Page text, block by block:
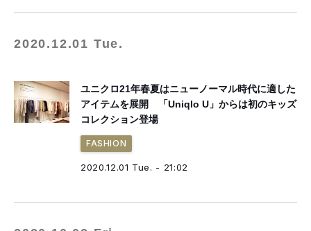
2020.12.01 Tue.
ユニクロ21年春夏はニューノーマル時代に適した
アイテムを展開 「Uniqlo U」からは初のキッズ
コレクション登場
FASHION
2020.12.01 Tue. - 21:02